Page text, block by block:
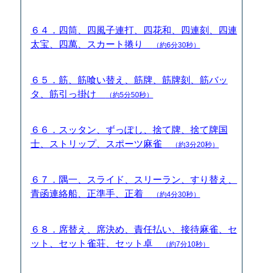
６４．四筒、四風子連打、四花和、四連刻、四連
太宝、四萬、スカート捲り
（約6分30秒）
６５．筋、筋喰い替え、筋牌、筋牌刻、筋バッ
タ、筋引っ掛け
（約5分50秒）
６６．スッタン、ずっぽし、捨て牌、捨て牌国
士、ストリップ、スポーツ麻雀
（約3分20秒）
６７．隅一、スライド、スリーラン、すり替え、
青函連絡船、正準手、正着
（約4分30秒）
６８．席替え、席決め、責任払い、接待麻雀、セ
ット、セット雀荘、セット卓
（約7分10秒）